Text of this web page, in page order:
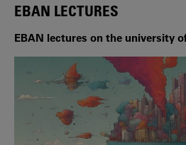
EBAN LECTURES
EBAN lectures on the university